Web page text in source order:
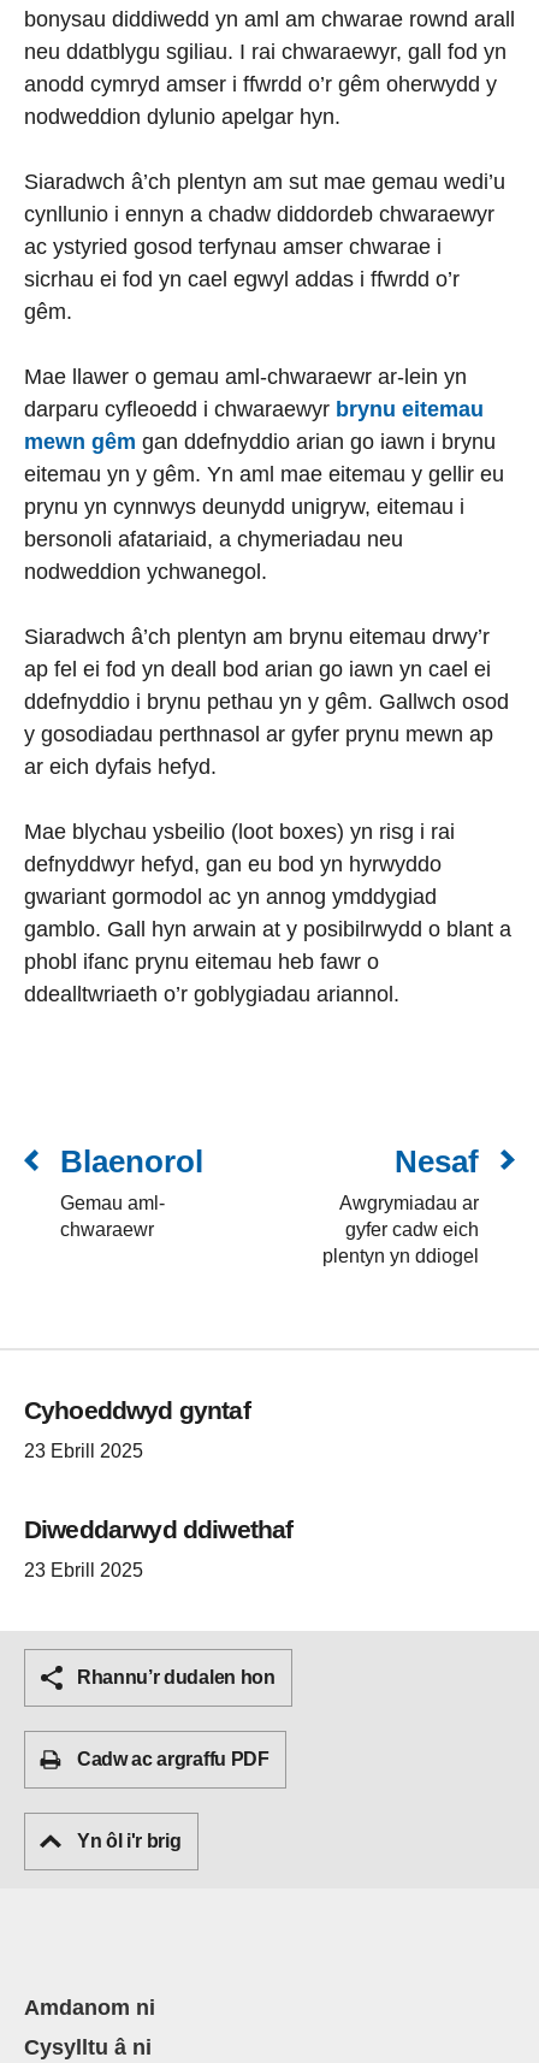
bonysau diddiwedd yn aml am chwarae rownd arall
neu ddatblygu sgiliau. I rai chwaraewyr, gall fod yn
anodd cymryd amser i ffwrdd o’r gêm oherwydd y
nodweddion dylunio apelgar hyn.
Siaradwch â’ch plentyn am sut mae gemau wedi’u
cynllunio i ennyn a chadw diddordeb chwaraewyr
ac ystyried gosod terfynau amser chwarae i
sicrhau ei fod yn cael egwyl addas i ffwrdd o’r
gêm.
Mae llawer o gemau aml-chwaraewr ar-lein yn
darparu cyfleoedd i chwaraewyr brynu eitemau
mewn gêm gan ddefnyddio arian go iawn i brynu
eitemau yn y gêm. Yn aml mae eitemau y gellir eu
prynu yn cynnwys deunydd unigryw, eitemau i
bersonoli afatariaid, a chymeriadau neu
nodweddion ychwanegol.
Siaradwch â’ch plentyn am brynu eitemau drwy’r
ap fel ei fod yn deall bod arian go iawn yn cael ei
ddefnyddio i brynu pethau yn y gêm. Gallwch osod
y gosodiadau perthnasol ar gyfer prynu mewn ap
ar eich dyfais hefyd.
Mae blychau ysbeilio (loot boxes) yn risg i rai
defnyddwyr hefyd, gan eu bod yn hyrwyddo
gwariant gormodol ac yn annog ymddygiad
gamblo. Gall hyn arwain at y posibilrwydd o blant a
phobl ifanc prynu eitemau heb fawr o
ddealltwriaeth o’r goblygiadau ariannol.
Blaenorol
Gemau aml-
chwaraewr
Nesaf
Awgrymiadau ar
gyfer cadw eich
plentyn yn ddiogel
Cyhoeddwyd gyntaf
23 Ebrill 2025
Diweddarwyd ddiwethaf
23 Ebrill 2025
Rhannu’r dudalen hon
Cadw ac argraffu PDF
Yn ôl i'r brig
Amdanom ni
Cysylltu â ni